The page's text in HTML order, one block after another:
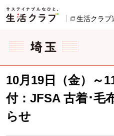
ページの先頭です。
生活クラブ
ここからサイト内共通メニュー
サイト内共通メニューをスキッ
サイト内共通メニューここまで
10月19日（金）～
付：JFSA 古着･毛
らせ